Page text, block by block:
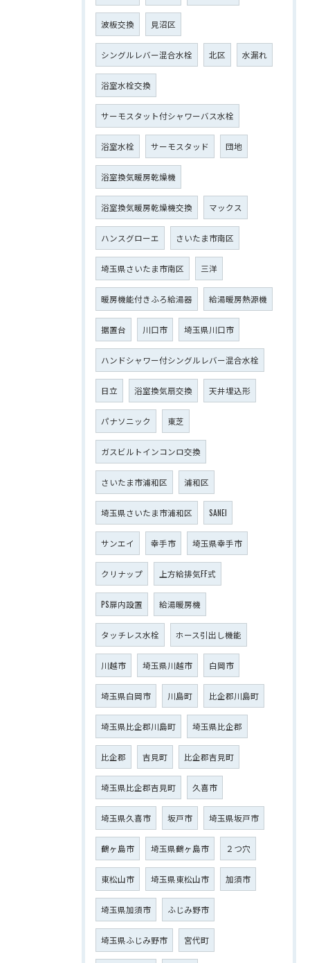
波板交換 見沼区
シングルレバー混合水栓 北区 水漏れ
浴室水栓交換
サーモスタット付シャワーバス水栓
浴室水栓 サーモスタッド 団地
浴室換気暖房乾燥機
浴室換気暖房乾燥機交換 マックス
ハンスグローエ さいたま市南区
埼玉県さいたま市南区 三洋
暖房機能付きふろ給湯器 給湯暖房熱源機
据置台 川口市 埼玉県川口市
ハンドシャワー付シングルレバー混合水栓
日立 浴室換気扇交換 天井埋込形
パナソニック 東芝
ガスビルトインコンロ交換
さいたま市浦和区 浦和区
埼玉県さいたま市浦和区 SANEI
サンエイ 幸手市 埼玉県幸手市
クリナップ 上方給排気FF式
PS扉内設置 給湯暖房機
タッチレス水栓 ホース引出し機能
川越市 埼玉県川越市 白岡市
埼玉県白岡市 川島町 比企郡川島町
埼玉県比企郡川島町 埼玉県比企郡
比企郡 吉見町 比企郡吉見町
埼玉県比企郡吉見町 久喜市
埼玉県久喜市 坂戸市 埼玉県坂戸市
鶴ヶ島市 埼玉県鶴ヶ島市 ２つ穴
東松山市 埼玉県東松山市 加須市
埼玉県加須市 ふじみ野市
埼玉県ふじみ野市 宮代町